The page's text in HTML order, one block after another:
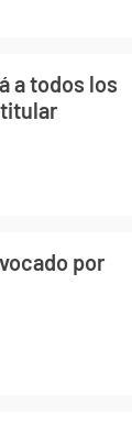
a todos los
por